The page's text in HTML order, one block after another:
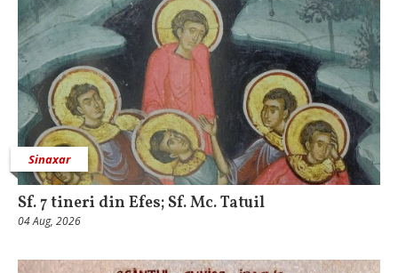
Sinaxar
Sf. 7 tineri din Efes; Sf. Mc. Tatuil
04 Aug, 2026